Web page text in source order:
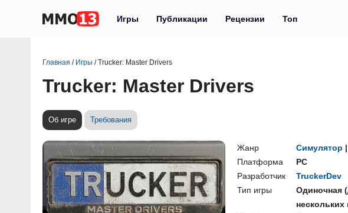
Игры Публикации Рецензии Топ
Главная / Игры /Trucker: Master Drivers
Trucker: Master Drivers
Об игре Требования
Жанр Симулятор |
Платформа
PC
Разработчик
TruckerDev
Тип игры
Одиночная (
нескольких